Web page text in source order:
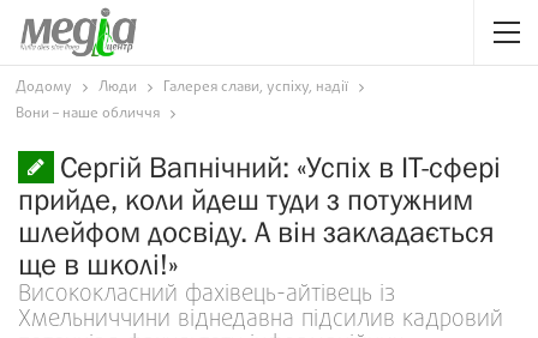
Додому Люди
Галерея слави, успіху, надії
Вони – наше обличчя
Сергій Вапнічний: «Успіх в IT-сфері
прийде, коли йдеш туди з потужним
шлейфом досвіду. А він закладається
ще в школі!»
Висококласний фахівець-айтівець із
Хмельниччини віднедавна підсилив кадровий